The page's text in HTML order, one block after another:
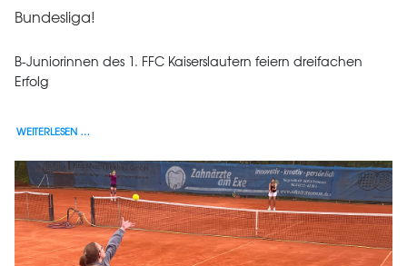
Bundesliga!
B-Juniorinnen des 1. FFC Kaiserslautern feiern dreifachen
Erfolg
WEITERLESEN …